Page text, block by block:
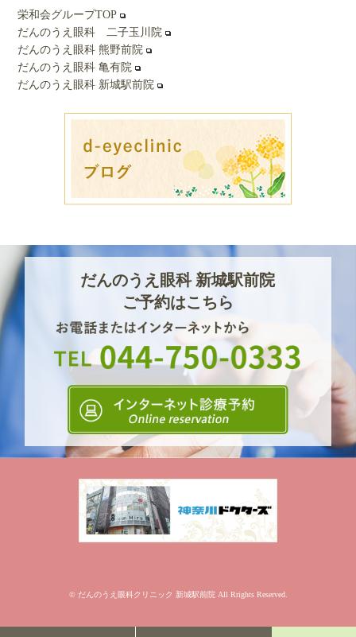
栄和会グループTOP
だんのうえ眼科 二子玉川院
だんのうえ眼科 熊野前院
だんのうえ眼科 亀有院
だんのうえ眼科 新城駅前院
だんのうえ眼科 新城駅前院
ご予約はこちら
© だんのうえ眼科クリニック 新城駅前院 All Rrights Reserved.